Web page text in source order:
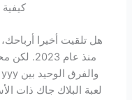
هل تلقيت أخيرا
منذ عام
لعبة البلاك جاك ذات